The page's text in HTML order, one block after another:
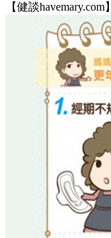
【健談havemary.com】